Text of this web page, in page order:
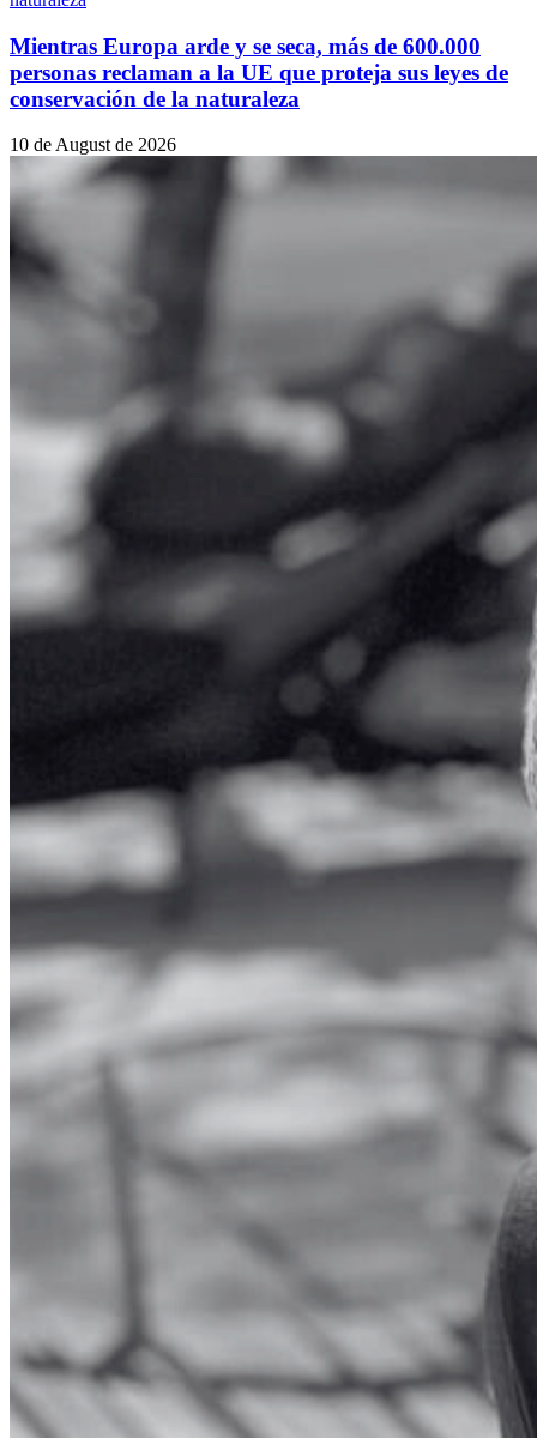
Mientras Europa arde y se seca, más de 600.000
personas reclaman a la UE que proteja sus leyes de
conservación de la naturaleza
10 de August de 2026